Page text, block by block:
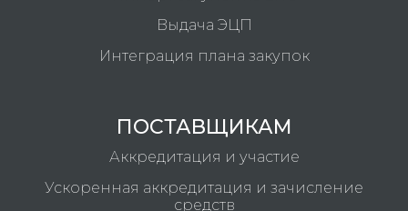
Выдача ЭЦП
Интеграция плана закупок
ПОСТАВЩИКАМ
Аккредитация и участие
Ускоренная аккредитация и зачисление
средств